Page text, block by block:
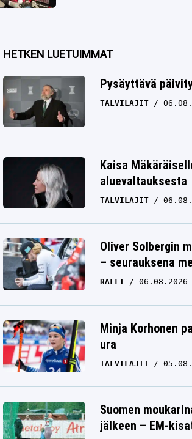
LUETUIMMAT
Pysäyttävä
TALVILAJIT
Kaisa
aluevaltauksesta
TALVILAJIT
Oliver Solbergin
– seurauksena
RALLI 06.08.2026
Minja Korhonen
ura
TALVILAJIT
Suomen
jälkeen – EM-